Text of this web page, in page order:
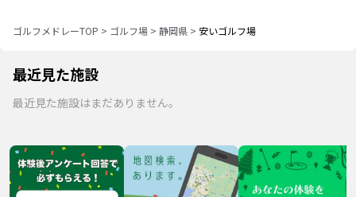
ゴルフメドレーTOP > ゴルフ場 > 静岡県 > 安いゴルフ場
最近見た施設
最近見た施設はまだありません。